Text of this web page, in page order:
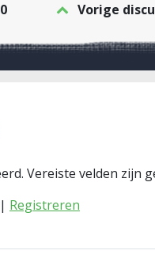
0 Vorige
Vereiste velden zijn
| Registreren